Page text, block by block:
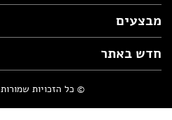
מבצעים
חדש באתר
© כל הזכויות שמורות Adira-2008